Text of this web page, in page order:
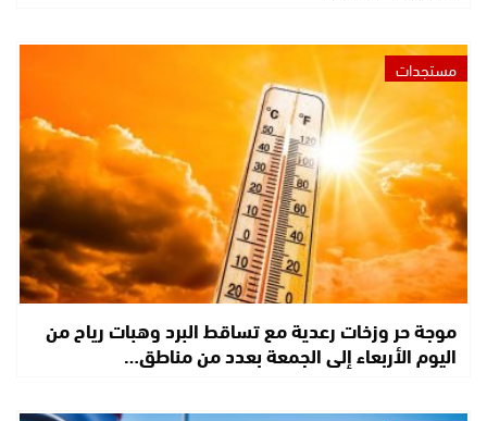
مستجدات
موجة حر وزخات رعدية مع تساقط البرد وهبات رياح من
اليوم الأربعاء إلى الجمعة بعدد من مناطق…